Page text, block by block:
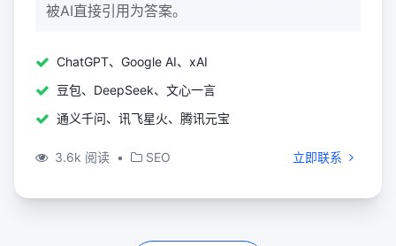
被AI直接引用为答案。
ChatGPT、Google AI、xAI
豆包、DeepSeek、文心一言
通义千问、讯飞星火、腾讯元宝
3.6k 阅读 • SEO 立即联系